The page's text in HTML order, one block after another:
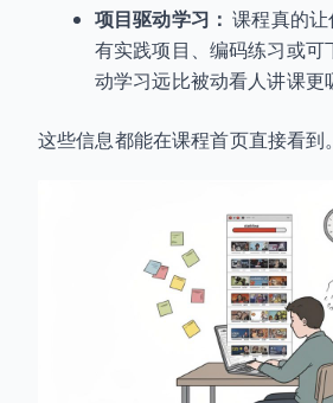
项目驱动学习： 课程真的让
有实践项目、编码练习或可
动学习远比被动看人讲课更
这些信息都能在课程首页直接看到。